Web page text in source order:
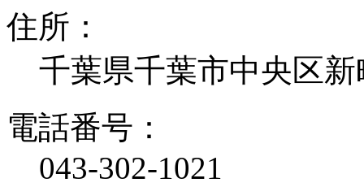
住所：
千葉県千葉市中央区
電話番号：
043-302-1021